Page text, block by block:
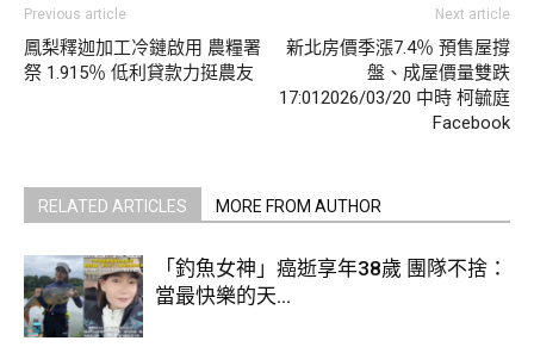
Previous article
鳳梨釋迦加工冷鏈啟用 農糧署
祭 1.915％ 低利貸款力挺農友
Next article
新北房價季漲7.4％ 預售屋撐
盤、成屋價量雙跌
17:012026/03/20 中時 柯毓庭
Facebook
RELATED ARTICLES MORE FROM AUTHOR
「釣魚女神」癌逝享年38歲 團隊不捨：
當最快樂的天...